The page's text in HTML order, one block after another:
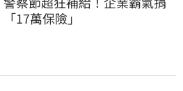
「17萬保險」